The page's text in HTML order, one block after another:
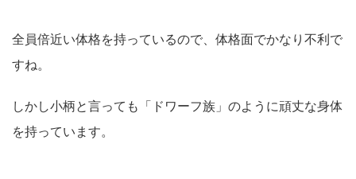
全員倍近い体格を持っているので、体格面でかなり不利で
すね。
しかし小柄と言っても「ドワーフ族」のように頑丈な身体
を持っています。